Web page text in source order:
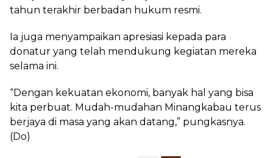
tahun terakhir berbadan hukum resmi.
Ia juga menyampaikan apresiasi kepada para
donatur yang telah mendukung kegiatan mereka
selama ini.
“Dengan kekuatan ekonomi, banyak hal yang bisa
kita perbuat. Mudah-mudahan Minangkabau terus
berjaya di masa yang akan datang,” pungkasnya.
(Do)